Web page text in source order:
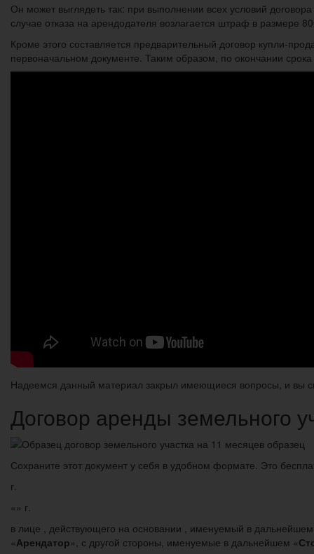
Он может выглядеть так: при выполнении всех условий
случае отказа на арендодателя возлагается штраф в размере
Кроме этого составляется предварительный договор купли-
первоначальном документе. Таким образом, по окончании
Надеемся данный материал закрыл имеющиеся вопросы, и вы
Договор аренды земельного
Сохраните этот документ у себя в удобном формате. Это
г.
«» г.
в лице , действующего на основании , именуемый в
«Арендатор», с другой стороны, именуемые в дальнейшем «